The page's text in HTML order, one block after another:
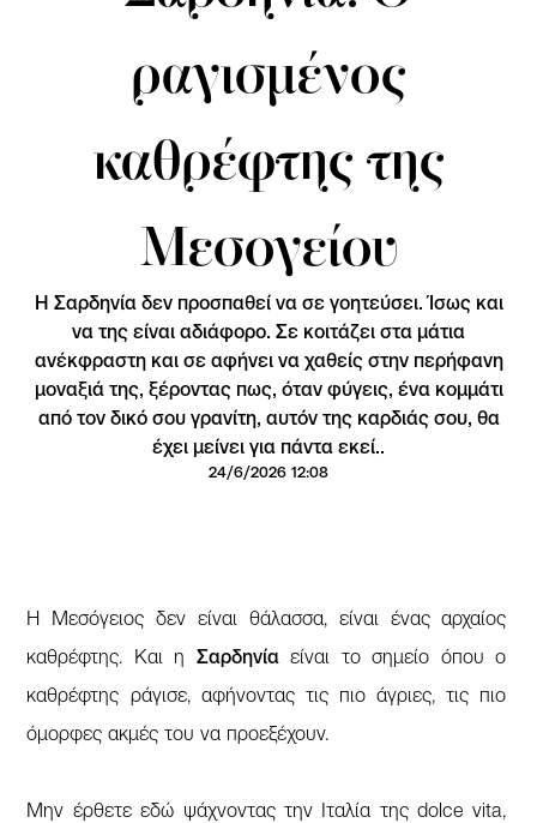
ραγισμένος
καθρέφτης της
Μεσογείου
Η Σαρδηνία δεν προσπαθεί να σε γοητεύσει. Ίσως και
να της είναι αδιάφορο. Σε κοιτάζει στα μάτια
ανέκφραστη και σε αφήνει να χαθείς στην περήφανη
μοναξιά της, ξέροντας πως, όταν φύγεις, ένα κομμάτι
από τον δικό σου γρανίτη, αυτόν της καρδιάς σου, θα
έχει μείνει για πάντα εκεί..
24/6/2026 12:08
Η Μεσόγειος δεν είναι θάλασσα, είναι ένας αρχαίος
καθρέφτης. Και η Σαρδηνίαείναι το σημείο όπου ο
καθρέφτης ράγισε, αφήνοντας τις πιο άγριες, τις πιο
όμορφες ακμές του να προεξέχουν.
Μην έρθετε εδώ ψάχνοντας την Ιταλία της dolce vita,